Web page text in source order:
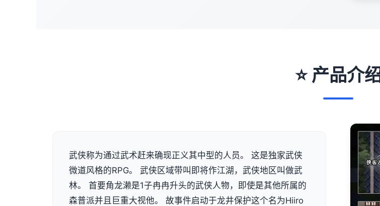
⭐ 产品介
武侠称为通过武术赶来确现正义其中型的人员。 这是独家武侠
微道风格的RPG。 武侠区域带叫即将作江湖，武侠地区叫做武
林。 首要角龙濑是1子冉冉升头的武侠人物，即使是其他所属的
森普派并且巨重大视他。 故事件启动于龙井保护这个名为Hiiro